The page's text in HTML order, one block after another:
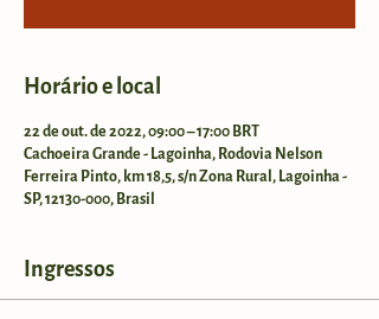
Horário e local
22 de out. de 2022, 09:00 – 17:00 BRT
Cachoeira Grande - Lagoinha, Rodovia Nelson
Ferreira Pinto, km 18,5, s/n Zona Rural, Lagoinha -
SP, 12130-000, Brasil
Ingressos